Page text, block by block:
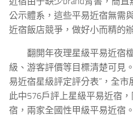
公示體系，這些平易近宿無需
近宿飯店競爭，做好小而精的
翻開年夜理星級平易近宿
級、游客評價等目標清楚可見
易近宿星級評定評分表”，全市
此中576戶評上星級平易近宿
宿，兩家全國性甲級平易近宿。